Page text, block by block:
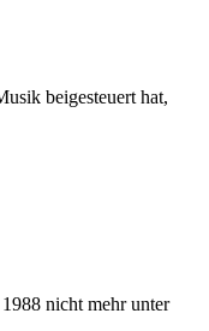
beigesteuert hat,
nicht mehr unter